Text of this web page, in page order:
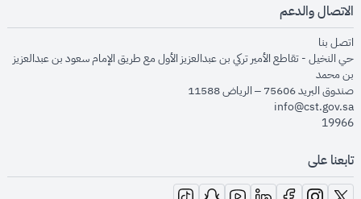
الاتصال والدعم
اتصل بنا
حي النخيل - تقاطع الأمير تركي بن عبدالعزيز الأول مع طريق الإمام سعود بن عبدالعزيز
بن محمد
صندوق البريد 75606 – الرياض 11588
info@cst.gov.sa
19966
تابعنا على